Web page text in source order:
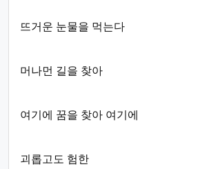
뜨거운 눈물을 먹는다
머나먼 길을 찾아
여기에 꿈을 찾아 여기에
괴롭고도 험한